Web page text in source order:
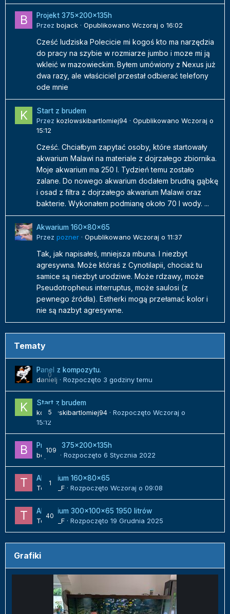
Projekt 375x200x135h
Przez bojack · Opublikowano Wczoraj o 16:02
Cześć ludziska Polecicie mi kogoś kto ma narzędzia
do pracy na szybie w rozmiarze jumbo i moze mi ją
wkleić w mazowieckim. Byłem umówiony z Nexus już
dwa razy, ale właściciel przestał odbierać telefony
ode mnie
Start z brudem
Przez kozlowskibartlomiej94 · Opublikowano Wczoraj o
15:12
Cześć. Chciałbym zapytać osoby, które startowały
akwarium Malawi na materiale z dojrzałego zbiornika.
Moje akwarium ma 250 l. Tydzień temu zostało
zalane. Do nowego akwarium dodałem brudną gąbkę
i osad z filtra z dojrzałego akwarium Malawi oraz
bakterie. Wykonałem podmianę około 70 l wody. ...
Akwarium 160x80x65
Przez pozner · Opublikowano Wczoraj o 11:37
Tak, jak napisałeś, mniejsza mbuna. I niezbyt
agresywna. Może któraś z Cynotilapii, chociaż tu
samice są niezbyt urodziwe. Może rdzawy, może
Pseudotropheus interruptus, może saulosi (z
pewnego źródła). Estherki mogą przełamać kolor i
nie są nazbyt agresywne.
Tematy
0
Panel z kompozytu.
danielj · Rozpoczęto 3 godziny temu
5
Start z brudem
kozlowskibartlomiej94 · Rozpoczęto Wczoraj o
15:12
109
Projekt 375x200x135h
bojack
· Rozpoczęto 6 Stycznia 2022
1
Akwarium 160x80x65
Tomek_F · Rozpoczęto Wczoraj o 09:08
40
Akwarium 300x100x65 1950 litrów
Tomek_F · Rozpoczęto 19 Grudnia 2025
Grafiki